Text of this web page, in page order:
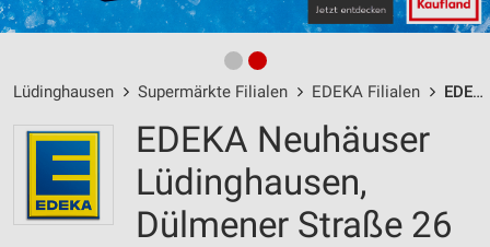
Lüdinghausen Supermärkte Filialen EDEKA Filialen EDEKA Neuhäuser Lüdinghausen / Dülmener Straße 26 - Öffnungszeiten & Adresse
EDEKA Neuhäuser
Lüdinghausen,
Dülmener Straße 26